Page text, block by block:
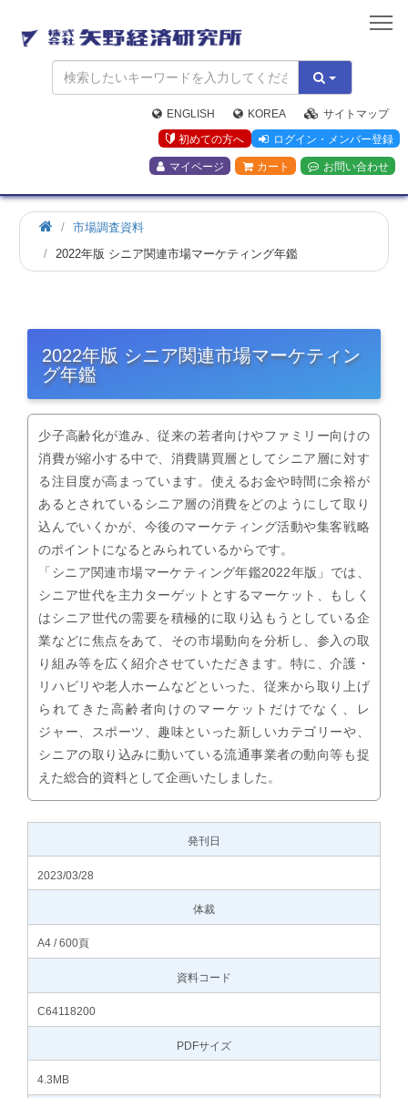
矢
野
経
済
研
究
所
ENGLISH KOREA
サイトマップ
初めての方へ
ログイン・メンバー登録
マイページ カート お問い合わせ
市場調査資料
2022年版 シニア関連市場マーケティング年鑑
2022年版 シニア関連市場マーケティン
グ年鑑
少子高齢化が進み、従来の若者向けやファミリー向けの
消費が縮小する中で、消費購買層としてシニア層に対す
る注目度が高まっています。使えるお金や時間に余裕が
あるとされているシニア層の消費をどのようにして取り
込んでいくかが、今後のマーケティング活動や集客戦略
のポイントになるとみられているからです。
「シニア関連市場マーケティング年鑑2022年版」では、
シニア世代を主力ターゲットとするマーケット、もしく
はシニア世代の需要を積極的に取り込もうとしている企
業などに焦点をあて、その市場動向を分析し、参入の取
り組み等を広く紹介させていただきます。特に、介護・
リハビリや老人ホームなどといった、従来から取り上げ
られてきた高齢者向けのマーケットだけでなく、レ
ジャー、スポーツ、趣味といった新しいカテゴリーや、
シニアの取り込みに動いている流通事業者の動向等も捉
えた総合的資料として企画いたしました。
発刊日
2023/03/28
体裁
A4 / 600頁
資料コード
C64118200
PDFサイズ
4.3MB